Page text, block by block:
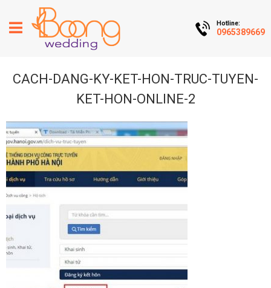
Hotline:
0965389669
CACH-DANG-KY-KET-HON-TRUC-TUYEN-
KET-HON-ONLINE-2